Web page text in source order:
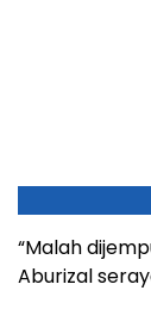
“Malah
Aburizal